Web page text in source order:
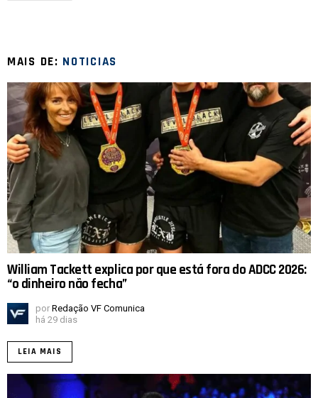
MAIS DE: NOTICIAS
William Tackett explica por que está fora do ADCC 2026:
“o dinheiro não fecha”
por Redação VF Comunica
há 29 dias
LEIA MAIS